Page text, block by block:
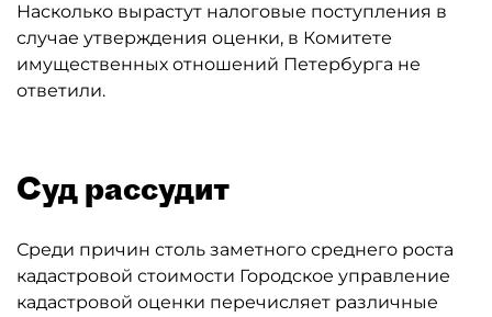
Насколько вырастут налоговые поступления в
случае утверждения оценки, в Комитете
имущественных отношений Петербурга не
ответили.
Суд рассудит
Среди причин столь заметного среднего роста
кадастровой стоимости Городское управление
кадастровой оценки перечисляет различные